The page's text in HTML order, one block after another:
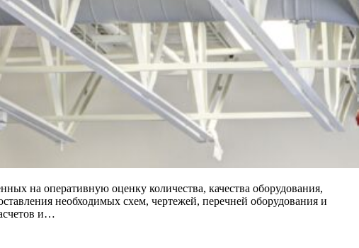
на оперативную оценку количества, качества оборудования,
необходимых схем, чертежей, перечней оборудования и
и…